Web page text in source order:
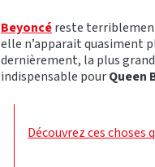
Beyoncéreste
elle n’apparait quasiment
dernièrement, la plus
indispensable pourQueen
Découvrez ces choses